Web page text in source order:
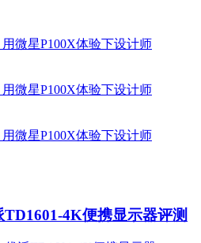
TD1601-4K便携显示器评测